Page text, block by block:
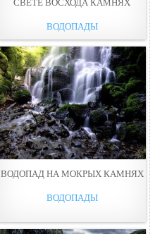
СВЕТЕ ВОСХОДА КАМНЯХ
ВОДОПАДЫ
ВОДОПАД НА МОКРЫХ КАМНЯХ
ВОДОПАДЫ